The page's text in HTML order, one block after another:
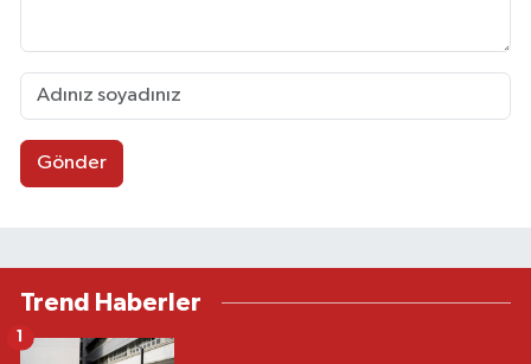
Gönder
Trend Haberler
1